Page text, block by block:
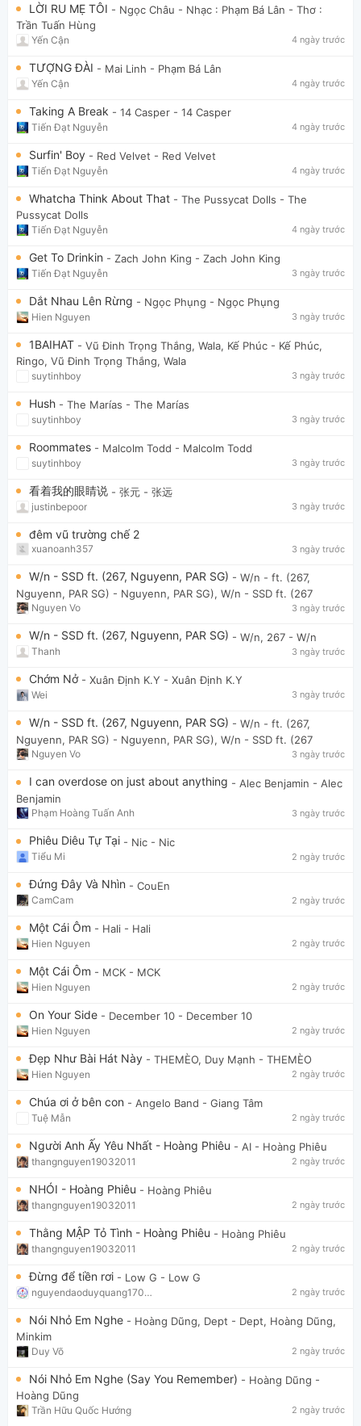
LỜI RU MẸ TÔI - Ngọc Châu - Nhạc : Phạm Bá Lân - Thơ :
Trần Tuấn Hùng
Yến Cận 4 ngày trước
TƯỢNG ĐÀI - Mai Linh - Phạm Bá Lân
Yến Cận 4 ngày trước
Taking A Break - 14 Casper - 14 Casper
Tiến Đạt Nguyễn 4 ngày trước
Surfin' Boy - Red Velvet - Red Velvet
Tiến Đạt Nguyễn 4 ngày trước
Whatcha Think About That - The Pussycat Dolls - The
Pussycat Dolls
Tiến Đạt Nguyễn 4 ngày trước
Get To Drinkin - Zach John King - Zach John King
Tiến Đạt Nguyễn 3 ngày trước
Dắt Nhau Lên Rừng - Ngọc Phụng - Ngọc Phụng
Hien Nguyen 3 ngày trước
1BAIHAT - Vũ Đinh Trọng Thắng, Wala, Kế Phúc - Kế Phúc,
Ringo, Vũ Đinh Trọng Thắng, Wala
suytinhboy 3 ngày trước
Hush - The Marías - The Marías
suytinhboy 3 ngày trước
Roommates - Malcolm Todd - Malcolm Todd
suytinhboy 3 ngày trước
看着我的眼睛说 - 张元 - 张远
justinbepoor 3 ngày trước
đêm vũ trường chế 2
xuanoanh357 3 ngày trước
W/n - SSD ft. (267, Nguyenn, PAR SG) - W/n - ft. (267,
Nguyenn, PAR SG) - Nguyenn, PAR SG), W/n - SSD ft. (267
Nguyen Vo 3 ngày trước
W/n - SSD ft. (267, Nguyenn, PAR SG) - W/n, 267 - W/n
Thanh 3 ngày trước
Chớm Nở - Xuân Định K.Y - Xuân Định K.Y
Wei 3 ngày trước
W/n - SSD ft. (267, Nguyenn, PAR SG) - W/n - ft. (267,
Nguyenn, PAR SG) - Nguyenn, PAR SG), W/n - SSD ft. (267
Nguyen Vo 3 ngày trước
I can overdose on just about anything - Alec Benjamin - Alec
Benjamin
Phạm Hoàng Tuấn Anh 3 ngày trước
Phiêu Diêu Tự Tại - Nic - Nic
Tiểu Mi 2 ngày trước
Đứng Đây Và Nhìn - CouEn
CamCam 2 ngày trước
Một Cái Ôm - Hali - Hali
Hien Nguyen 2 ngày trước
Một Cái Ôm - MCK - MCK
Hien Nguyen 2 ngày trước
On Your Side - December 10 - December 10
Hien Nguyen 2 ngày trước
Đẹp Như Bài Hát Này - THEMÈO, Duy Mạnh - THEMÈO
Hien Nguyen 2 ngày trước
Chúa ơi ở bên con - Angelo Band - Giang Tâm
Tuệ Mẫn 2 ngày trước
Người Anh Ấy Yêu Nhất - Hoàng Phiêu - AI - Hoàng Phiêu
thangnguyen19032011 2 ngày trước
NHÓI - Hoàng Phiêu - Hoàng Phiêu
thangnguyen19032011 2 ngày trước
Thằng MẬP Tỏ Tình - Hoàng Phiêu - Hoàng Phiêu
thangnguyen19032011 2 ngày trước
Đừng để tiền rơi - Low G - Low G
nguyendaoduyquang17021 2 ngày trước
Nói Nhỏ Em Nghe - Hoàng Dũng, Dept - Dept, Hoàng Dũng,
Minkim
Duy Võ 2 ngày trước
Nói Nhỏ Em Nghe (Say You Remember) - Hoàng Dũng -
Hoàng Dũng
Trần Hữu Quốc Hướng 2 ngày trước